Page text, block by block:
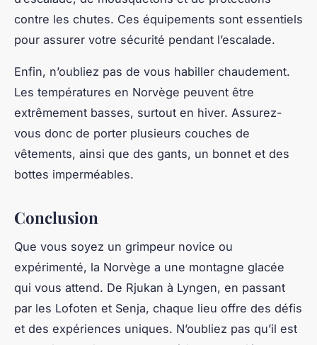
contre les chutes. Ces équipements sont essentiels
pour assurer votre sécurité pendant l’escalade.
Enfin, n’oubliez pas de vous habiller chaudement.
Les températures en Norvège peuvent être
extrêmement basses, surtout en hiver. Assurez-
vous donc de porter plusieurs couches de
vêtements, ainsi que des gants, un bonnet et des
bottes imperméables.
Conclusion
Que vous soyez un grimpeur novice ou
expérimenté, la Norvège a une montagne glacée
qui vous attend. De Rjukan à Lyngen, en passant
par les Lofoten et Senja, chaque lieu offre des défis
et des expériences uniques. N’oubliez pas qu’il est